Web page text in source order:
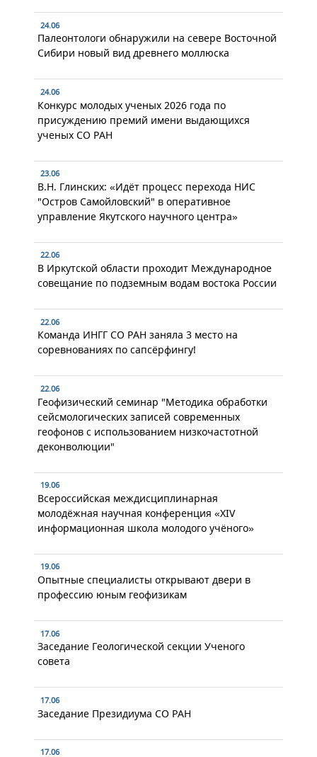
24.06
Палеонтологи обнаружили на севере Восточной
Сибири новый вид древнего моллюска
24.06
Конкурс молодых ученых 2026 года по
присуждению премий имени выдающихся
ученых СО РАН
23.06
В.Н. Глинских: «Идёт процесс перехода НИС
"Остров Самойловский" в оперативное
управление Якутского научного центра»
22.06
В Иркутской области проходит Международное
совещание по подземным водам востока России
22.06
Команда ИНГГ СО РАН заняла 3 место на
соревнованиях по сапсёрфингу!
22.06
Геофизический семинар "Методика обработки
сейсмологических записей современных
геофонов с использованием низкочастотной
деконволюции"
19.06
Всероссийская междисциплинарная
молодёжная научная конференция «XIV
информационная школа молодого учёного»
19.06
Опытные специалисты открывают двери в
профессию юным геофизикам
17.06
Заседание Геологической секции Ученого
совета
17.06
Заседание Президиума СО РАН
17.06